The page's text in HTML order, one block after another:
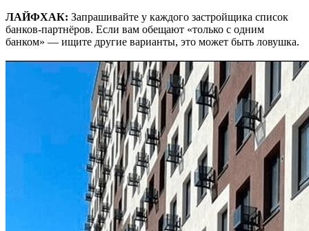
ЛАЙФХАК: Запрашивайте у каждого застройщика список
банков-партнёров. Если вам обещают «только с одним
банком» — ищите другие варианты, это может быть ловушка.